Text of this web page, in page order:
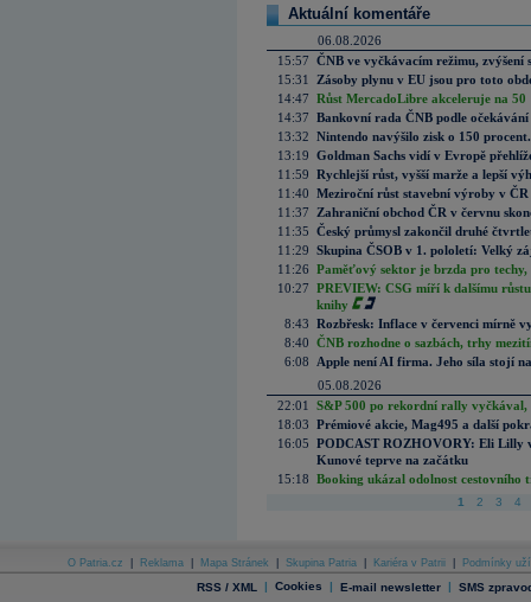
Aktuální komentáře
06.08.2026
15:57 ČNB ve vyčkávacím režimu, zvýšení
15:31
Zásoby plynu v EU jsou pro toto
14:47 Růst MercadoLibre akceleruje na
14:37 Bankovní rada ČNB podle
13:32 Nintendo navýšilo zisk o 150
13:19 Goldman Sachs vidí v Evropě
11:59 Rychlejší růst, vyšší marže a lepší
11:40 Meziroční růst stavební výroby v
11:37
Zahraniční obchod ČR v červnu
11:35 Český průmysl zakončil druhé
11:29 Skupina ČSOB v 1. pololetí: Velký
11:26 Paměťový sektor je brzda pro techy,
10:27 PREVIEW: CSG míří k dalšímu
knihy
8:43 Rozbřesk: Inflace v červenci mírně
8:40 ČNB rozhodne o sazbách, trhy
6:08
Apple není AI firma. Jeho síla stojí
05.08.2026
22:01
S&P 500 po rekordní rally vyčkával,
18:03 Prémiové akcie, Mag495 a další
16:05 PODCAST ROZHOVORY: Eli Lilly
Kunové teprve na začátku
15:18 Booking ukázal odolnost cestovního
1 2 3 4
O Patria.cz Reklama Mapa Stránek Skupina Patria Kariéra v Patrii Podmínky
RSS / XML | Cookies | E-mail newsletter | SMS